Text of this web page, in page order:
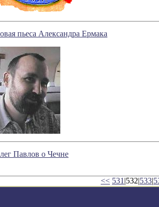
пьеса Александра Ермака
Павлов о Чечне
<< 531 |532|533|